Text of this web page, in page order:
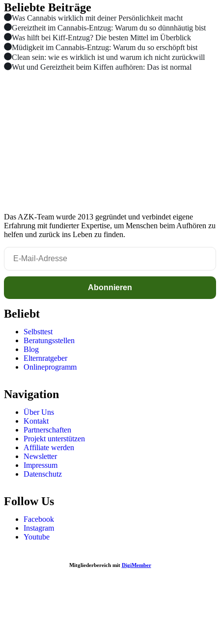
Beliebte Beiträge
Was Cannabis wirklich mit deiner Persönlichkeit macht
Gereiztheit im Cannabis-Entzug: Warum du so dünnhäutig bist
Was hilft bei Kiff-Entzug? Die besten Mittel im Überblick
Müdigkeit im Cannabis-Entzug: Warum du so erschöpft bist
Clean sein: wie es wirklich ist und warum ich nicht zurückwill
Wut und Gereiztheit beim Kiffen aufhören: Das ist normal
Das AZK-Team wurde 2013 gegründet und verbindet eigene
Erfahrung mit fundierter Expertise, um Menschen beim Aufhören zu
helfen und zurück ins Leben zu finden.
Beliebt
Selbsttest
Beratungsstellen
Blog
Elternratgeber
Onlineprogramm
Navigation
Über Uns
Kontakt
Partnerschaften
Projekt unterstützen
Affiliate werden
Newsletter
Impressum
Datenschutz
Follow Us
Facebook
Instagram
Youtube
Mitgliederbereich mit DigiMember